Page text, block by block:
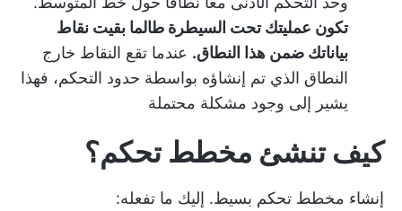
تكون عمليتك تحت السيطرة طالما بقيت نقاط
بياناتك ضمن هذا النطاق. عندما تقع النقاط خارج
النطاق الذي تم إنشاؤه بواسطة حدود التحكم، فهذا
يشير إلى وجود مشكلة محتملة
كيف تنشئ مخطط تحكم؟
إنشاء مخطط تحكم بسيط. إليك ما تفعله: